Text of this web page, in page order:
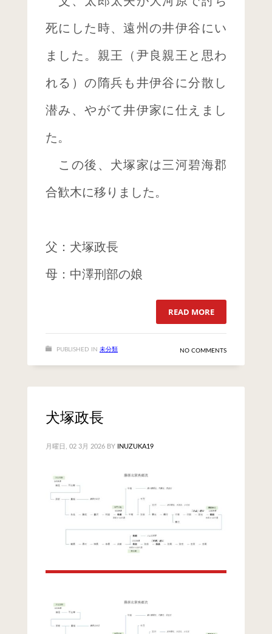
死にした時、遠州の井伊谷にい
ました。親王（尹良親王と思わ
れる）の隋兵も井伊谷に分散し
潜み、やがて井伊家に仕えまし
た。
この後、犬塚家は三河碧海郡
合歓木に移りました。
父：犬塚政長
母：中澤刑部の娘
READ MORE
PUBLISHED IN 未分類 NO COMMENTS
犬塚政長
月曜日, 02 3月 2026 BY INUZUKA19